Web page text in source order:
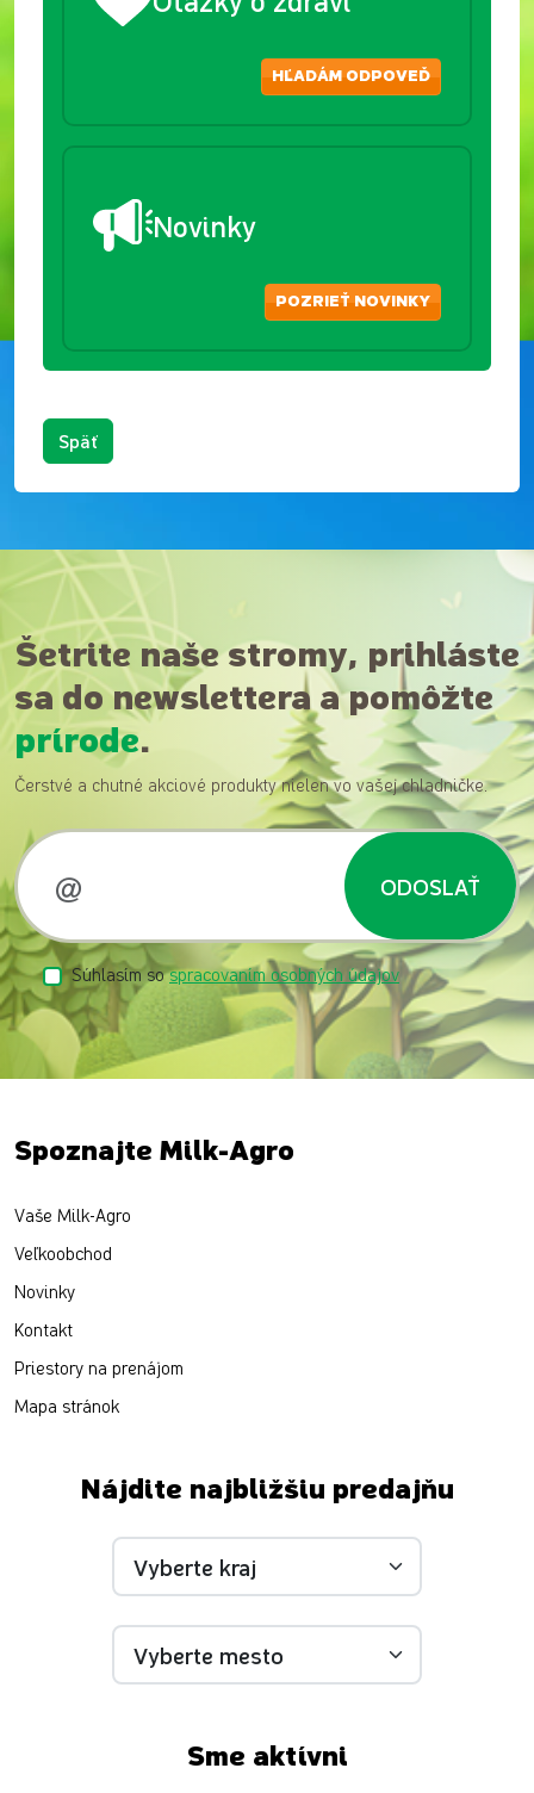
HĽADÁM ODPOVEĎ
Novinky
POZRIEŤ NOVINKY
Späť
Šetrite naše stromy, prihláste
sa do newslettera a pomôžte
prírode.
Čerstvé a chutné akciové produkty nielen vo vašej chladničke.
ODOSLAŤ
Súhlasím sospracovaním osobných údajov
Spoznajte Milk-Agro
Vaše Milk-Agro
Veľkoobchod
Novinky
Kontakt
Priestory na prenájom
Mapa stránok
Nájdite najbližšiu predajňu
Sme aktívni